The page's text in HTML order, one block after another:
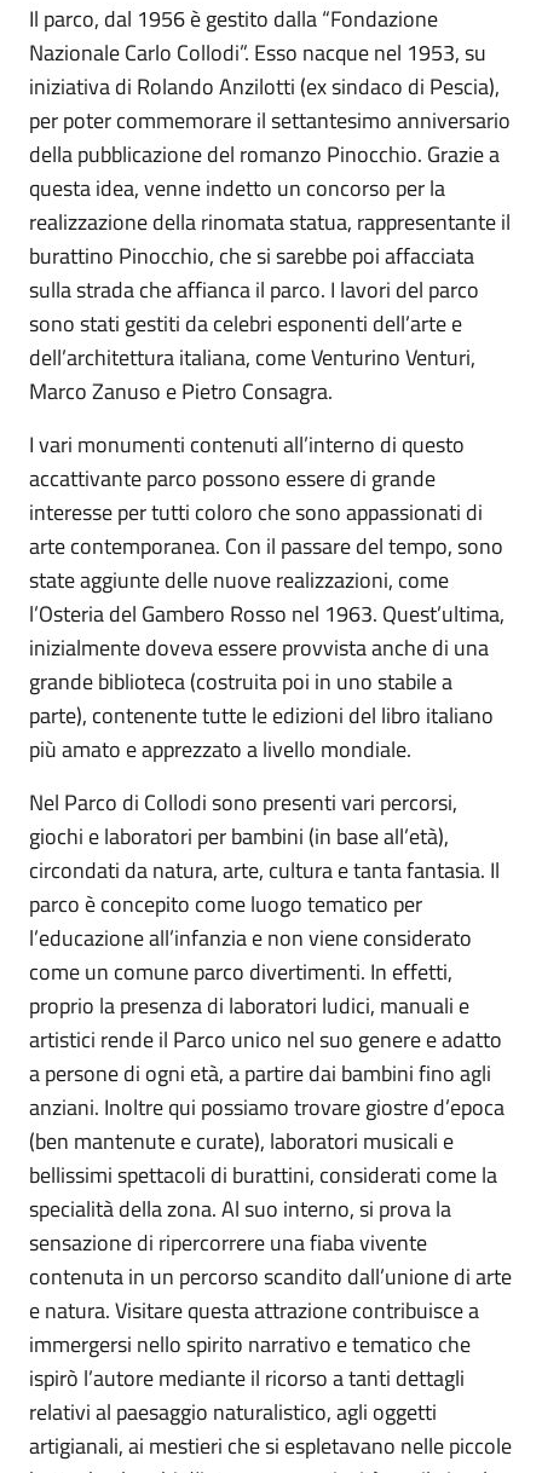
Il parco, dal 1956 è gestito dalla “Fondazione
Nazionale Carlo Collodi”. Esso nacque nel 1953, su
iniziativa di Rolando Anzilotti (ex sindaco di Pescia),
per poter commemorare il settantesimo anniversario
della pubblicazione del romanzo Pinocchio. Grazie a
questa idea, venne indetto un concorso per la
realizzazione della rinomata statua, rappresentante il
burattino Pinocchio, che si sarebbe poi affacciata
sulla strada che affianca il parco. I lavori del parco
sono stati gestiti da celebri esponenti dell’arte e
dell’architettura italiana, come Venturino Venturi,
Marco Zanuso e Pietro Consagra.
I vari monumenti contenuti all’interno di questo
accattivante parco possono essere di grande
interesse per tutti coloro che sono appassionati di
arte contemporanea. Con il passare del tempo, sono
state aggiunte delle nuove realizzazioni, come
l’Osteria del Gambero Rosso nel 1963. Quest’ultima,
inizialmente doveva essere provvista anche di una
grande biblioteca (costruita poi in uno stabile a
parte), contenente tutte le edizioni del libro italiano
più amato e apprezzato a livello mondiale.
Nel Parco di Collodi sono presenti vari percorsi,
giochi e laboratori per bambini (in base all’età),
circondati da natura, arte, cultura e tanta fantasia. Il
parco è concepito come luogo tematico per
l’educazione all’infanzia e non viene considerato
come un comune parco divertimenti. In effetti,
proprio la presenza di laboratori ludici, manuali e
artistici rende il Parco unico nel suo genere e adatto
a persone di ogni età, a partire dai bambini fino agli
anziani. Inoltre qui possiamo trovare giostre d’epoca
(ben mantenute e curate), laboratori musicali e
bellissimi spettacoli di burattini, considerati come la
specialità della zona. Al suo interno, si prova la
sensazione di ripercorrere una fiaba vivente
contenuta in un percorso scandito dall’unione di arte
e natura. Visitare questa attrazione contribuisce a
immergersi nello spirito narrativo e tematico che
ispirò l’autore mediante il ricorso a tanti dettagli
relativi al paesaggio naturalistico, agli oggetti
artigianali, ai mestieri che si espletavano nelle piccole